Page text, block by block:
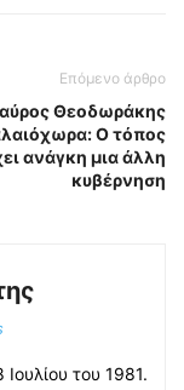
Επόμενο άρθρο
Θεοδωράκης
Ο τόπος
ανάγκη μια άλλη
κυβέρνηση
του 1981.